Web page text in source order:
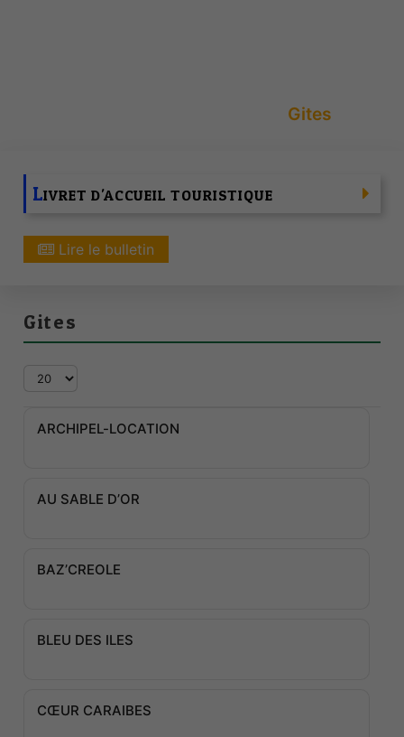
Gites
LIVRET D'ACCUEIL TOURISTIQUE
Lire le bulletin
Gites
Affichage #
ARCHIPEL-LOCATION
AU SABLE D’OR
BAZ’CREOLE
BLEU DES ILES
CŒUR CARAIBES